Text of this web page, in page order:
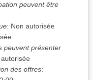
peuvent être
: Non autorisée
peuvent présenter
des offres: